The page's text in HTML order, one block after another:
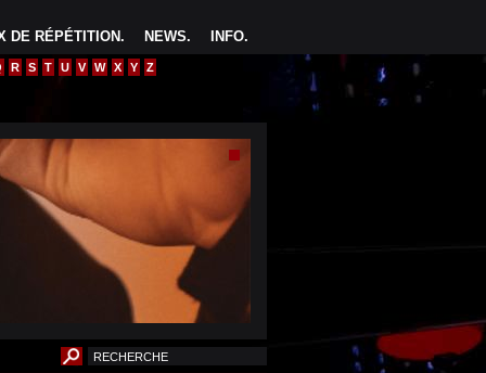
INFO.
NEWS.
DE RÉPÉTITION.
R S T U V W X Y Z